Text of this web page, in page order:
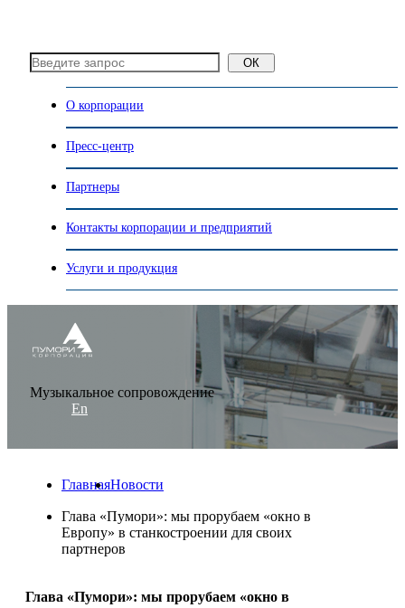
ОК
О корпорации
Пресс-центр
Партнеры
Контакты корпорации и предприятий
Услуги и продукция
Музыкальное сопровождение
En
ГлавнаяНовости
Глава «Пумори»: мы прорубаем «окно в
Европу» в станкостроении для своих
партнеров
Глава «Пумори»: мы прорубаем «окно в